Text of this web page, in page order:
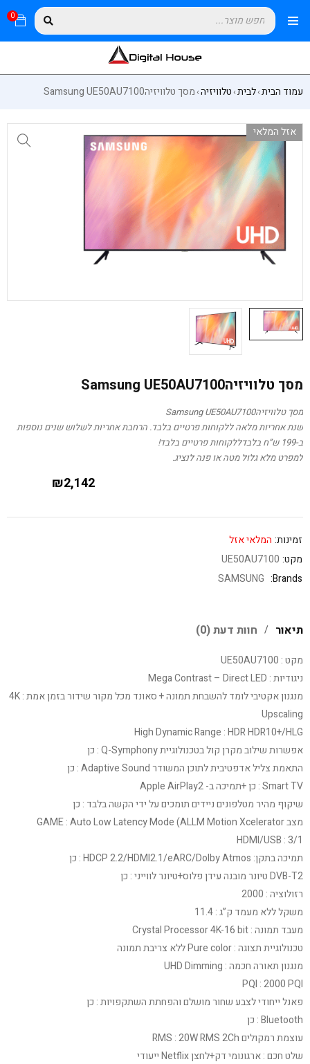
0
עמוד הבית›לבית›טלוויזיה›מסך טלוויזיהSamsung UE50AU7100
אזל המלאי
מסך טלוויזיהSamsung UE50AU7100
מסך טלוויזיהSamsung UE50AU7100
שנת אחריות מלאה ללקוחות פרטיים בלבד. הרחבת אחריות לשלוש שנים נוספות
ב-199 ש”ח בלבדללקוחות פרטיים בלבד!
למפרט מלא גלול מטה או פנה לנציג.
₪2,142
זמינות: המלאי אזל
מקט: UE50AU7100
Brands:
SAMSUNG
תיאור חוות דעת (0)
מקט : UE50AU7100
ניגודיות : Mega Contrast – Direct LED
מנגנון אקטיבי לומד להשבחת תמונה + סאונד מכל מקור שידור בזמן אמת : 4K
Upscaling
High Dynamic Range : HDR HDR10+/HLG
אפשרות שילוב מקרן קול בטכנולוגיית Q-Symphony : כן
התאמת צליל אדפטיבית לתוכן המשודר Adaptive Sound : כן
Smart TV : כן +תמיכה ב- Apple AirPlay2
שיקוף מהיר מטלפונים ניידים תומכים על ידי הקשה בלבד : כן
מצב GAME : Auto Low Latency Mode (ALLM Motion Xcelerator
HDMI/USB : 3/1
תמיכה בתקן: HDCP 2.2/HDMI2.1/eARC/Dolby Atmos : כן
DVB-T2 טיונר מובנה עידן פלוס+טיונר לווייני : כן
רזולוציה : 2000
משקל ללא מעמד ק”ג : 11.4
מעבד תמונה : Crystal Processor 4K-16 bit
טכנולוגיית תצוגה : Pure color ללא צריבת תמונה
מנגנון תאורה חכמה : UHD Dimming
PQI : 2000 PQI
פאנל ייחודי לצבע שחור מושלם והפחתת השתקפויות : כן
Bluetooth : כן
עוצמת רמקולים RMS : 20W RMS 2Ch
שלט חכם : ארגונומי דק+לחצן Netflix ייעודי